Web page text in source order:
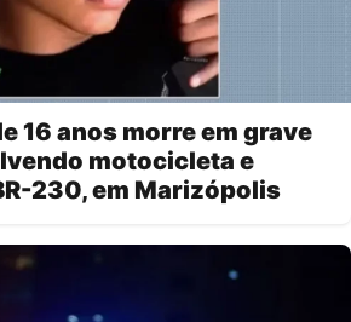
16 anos morre em grave
motocicleta e
230, em Marizópolis